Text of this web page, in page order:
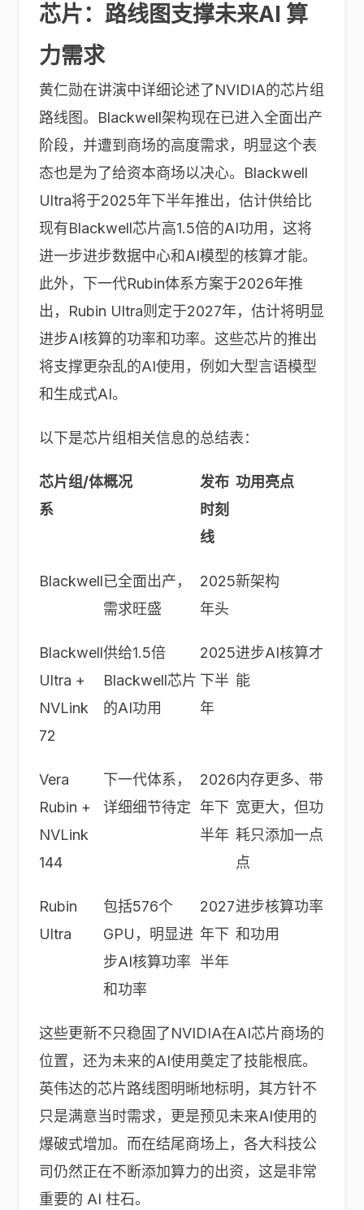
芯片：路线图支撑未来AI 算
力需求
黄仁勋在讲演中详细论述了NVIDIA的芯片组
路线图。Blackwell架构现在已进入全面出产
阶段，并遭到商场的高度需求，明显这个表
态也是为了给资本商场以决心。Blackwell
Ultra将于2025年下半年推出，估计供给比
现有Blackwell芯片高1.5倍的AI功用，这将
进一步进步数据中心和AI模型的核算才能。
此外，下一代Rubin体系方案于2026年推
出，Rubin Ultra则定于2027年，估计将明显
进步AI核算的功率和功率。这些芯片的推出
将支撑更杂乱的AI使用，例如大型言语模型
和生成式AI。
以下是芯片组相关信息的总结表：
芯片组/体
系
概况
发布
时刻
线
功用亮点
Blackwell已全面出产，
需求旺盛
2025
年头
新架构
Blackwell
Ultra +
NVLink
72
供给1.5倍
Blackwell芯片
的AI功用
2025
下半
年
进步AI核算才
能
Vera
Rubin +
NVLink
144
下一代体系，
详细细节待定
2026
年下
半年
内存更多、带
宽更大，但功
耗只添加一点
点
Rubin
Ultra
包括576个
GPU ，明显进
步AI核算功率
和功率
2027
年下
半年
进步核算功率
和功用
这些更新不只稳固了NVIDIA在AI芯片商场的
位置，还为未来的AI使用奠定了技能根底。
英伟达的芯片路线图明晰地标明，其方针不
只是满意当时需求，更是预见未来AI使用的
爆破式增加。而在结尾商场上，各大科技公
司仍然正在不断添加算力的出资，这是非常
重要的 AI 柱石。